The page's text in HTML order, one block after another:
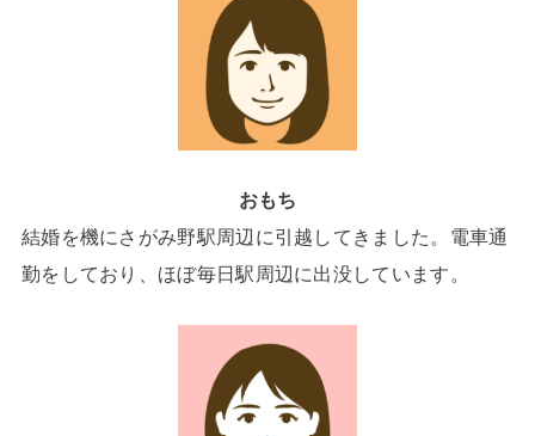
おもち
結婚を機にさがみ野駅周辺に引越してきました。電車通
勤をしており、ほぼ毎日駅周辺に出没しています。